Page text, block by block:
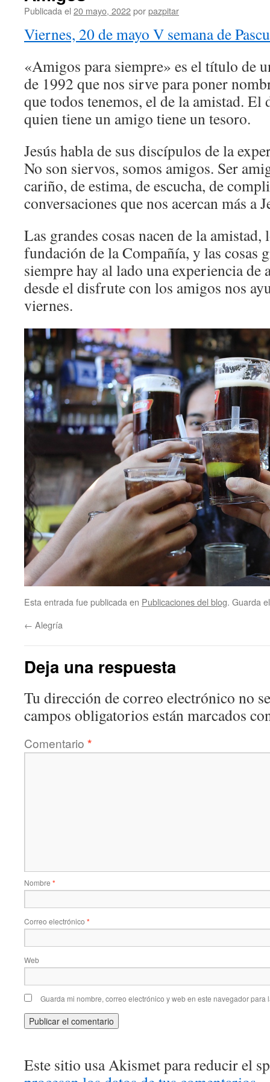
Publicada el 20 mayo, 2022porpazpitar
Viernes, 20 de mayo V semana de
«Amigos para siempre» es el título de
de 1992 que nos sirve para poner
que todos tenemos, el de la amistad.
quien tiene un amigo tiene un tesoro.
Jesús habla de sus discípulos de la
No son siervos, somos amigos. Ser
cariño, de estima, de escucha, de
conversaciones que nos acercan más a
Las grandes cosas nacen de la amistad,
fundación de la Compañía, y las cosas
siempre hay al lado una experiencia de
desde el disfrute con los amigos nos
viernes.
Esta entrada fue publicada en Publicaciones del blog. Guarda
← Alegría
Deja una respuesta
Tu dirección de correo electrónico no
campos obligatorios están marcados
Comentario *
Nombre *
Correo electrónico *
Web
Guarda mi nombre, correo electrónico y web en este navegador para
Este sitio usa Akismet para reducir el